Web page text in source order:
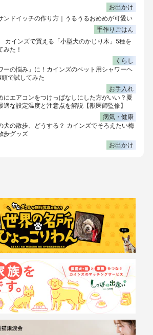
お出かけ
ンドイッチの作り方｜うるうるおめめが可愛い
手作りごはん
カインズで買える「小型犬のかじり木」5種を
みた！
くらし
ーの悩み」に！カインズのペット用シャワーヘ
頭で試してみた
お手入れ
にエアコンをつけっぱなしにした方がいい？夏
適な設定温度と注意点を解説【獣医師監修】
病気・健康
犬の散歩、どうする？ カインズでそろえたい梅
歩グッズ
お出かけ